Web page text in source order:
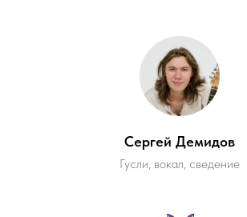
Сергей Демидов
Гусли, вокал, сведение